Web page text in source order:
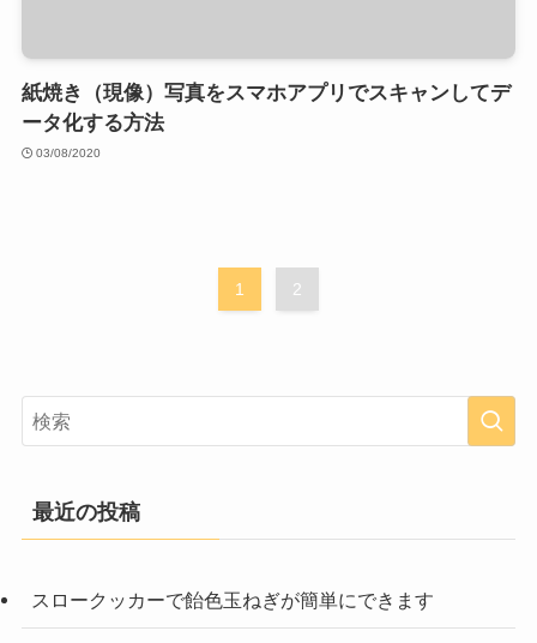
紙焼き（現像）写真をスマホアプリでスキャンしてデ
ータ化する方法
03/08/2020
1 2
最近の投稿
スロークッカーで飴色玉ねぎが簡単にできます